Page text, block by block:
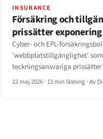
INSURANCE
Försäkring och
prissätter
Cyber- och EPL-
'webbplatstillgänglighet'
teckningsansvariga
frågeformulär,
22 maj 2026 · 13 min läsning ·Av